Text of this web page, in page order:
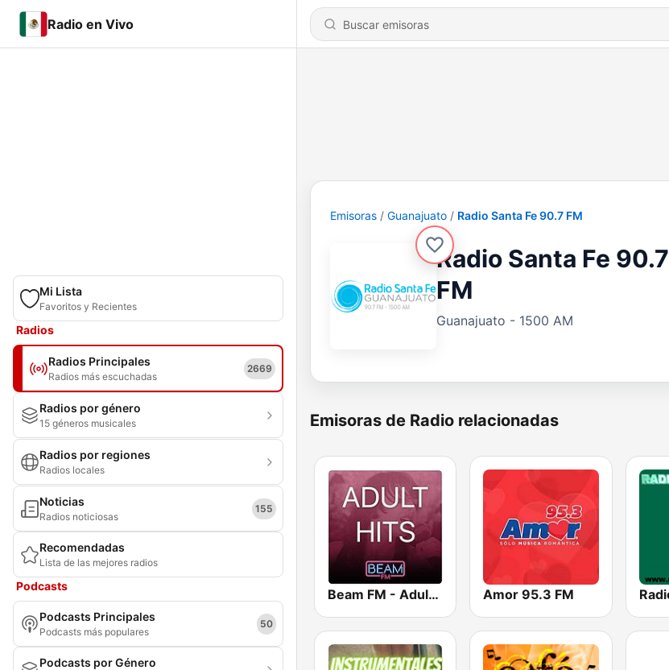
Radio en Vivo
Mi Lista
Favoritos y Recientes
Radios
Radios Principales
Radios más escuchadas
2669
Radios por género
15 géneros musicales
Radios por regiones
Radios locales
Noticias
Radios noticiosas
155
Recomendadas
Lista de las mejores radios
Podcasts
Podcasts Principales
Podcasts más populares
50
Podcasts por Género
Emisoras Guanajuato Radio Santa Fe 90.7 FM
Radio Santa Fe 90.7
FM
Guanajuato - 1500 AM
Emisoras de Radio relacionadas
Beam FM - Adult Hits Amor 95.3 FM